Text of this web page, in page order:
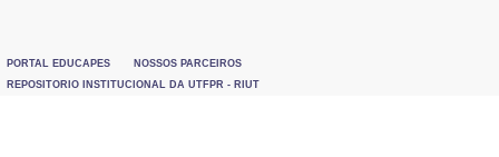
PORTAL EDUCAPES
NOSSOS PARCEIROS
REPOSITORIO INSTITUCIONAL DA UTFPR - RIUT